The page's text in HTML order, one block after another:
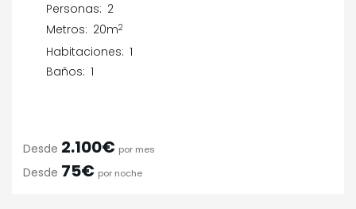
Personas: 2
Metros: 20m2
Habitaciones: 1
Baños: 1
Desde 2.100€ por mes
Desde 75€ por noche